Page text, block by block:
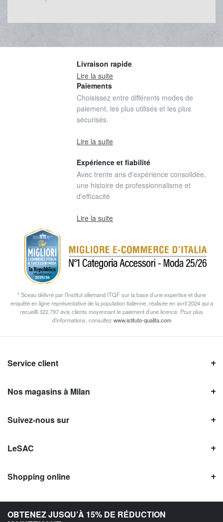
OBTENEZ JUSQU’À 15% DE RÉDUCTION
Livraison rapide
Lire la suite
Paiements
Choisissez entre différents modes de
paiement, les plus utilisés et les plus
sécurisés.
Lire la suite
Expérience et fiabilité
Avec trente ans d'expérience consolidée,
une histoire de professionnalisme et
d'efficacité
Lire la suite
* Sceau délivré par l’Institut allemand ITQF sur la base d’une expertise et dune
enquête en ligne représentative de la population italienne, réalisée en avril 2024 qui a
recueilli 322.797 avis clients moyennant le paiement d’une licence. Pour plus
d’informations, consultez www.istituto-qualita.com
Service client
Nos magasins à Milan
Suivez-nous sur
LeSAC
Shopping online
Avis LeSAC